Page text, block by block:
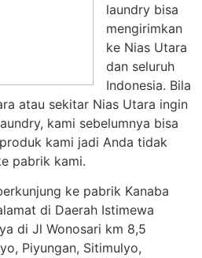
laundry bisa
mengirimkan
ke Nias Utara
dan seluruh
Indonesia. Bila
atau sekitar Nias Utara ingin
kami sebelumnya bisa
kami jadi Anda tidak
pabrik kami.
ke pabrik Kanaba
di Daerah Istimewa
di Jl Wonosari km 8,5
Piyungan, Sitimulyo,